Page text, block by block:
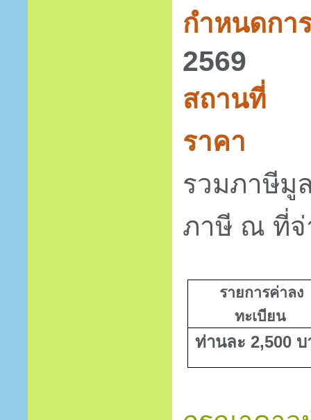
กำหนดกา
2569
สถานที่
ราคา
รวมภาษีมู
ภาษี ณ ที่
รายการค่าลง
ทะเบียน
ท่านละ 2,500